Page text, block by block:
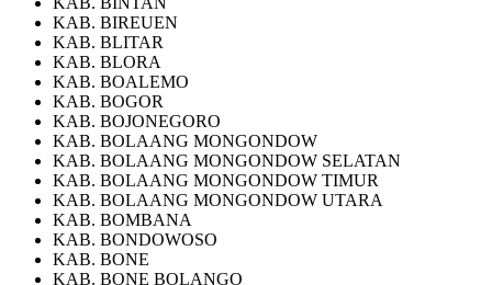
KAB. BIREUEN
KAB. BLITAR
KAB. BLORA
KAB. BOALEMO
KAB. BOGOR
KAB. BOJONEGORO
KAB. BOLAANG MONGONDOW
KAB. BOLAANG MONGONDOW SELATAN
KAB. BOLAANG MONGONDOW TIMUR
KAB. BOLAANG MONGONDOW UTARA
KAB. BOMBANA
KAB. BONDOWOSO
KAB. BONE
KAB. BONE BOLANGO